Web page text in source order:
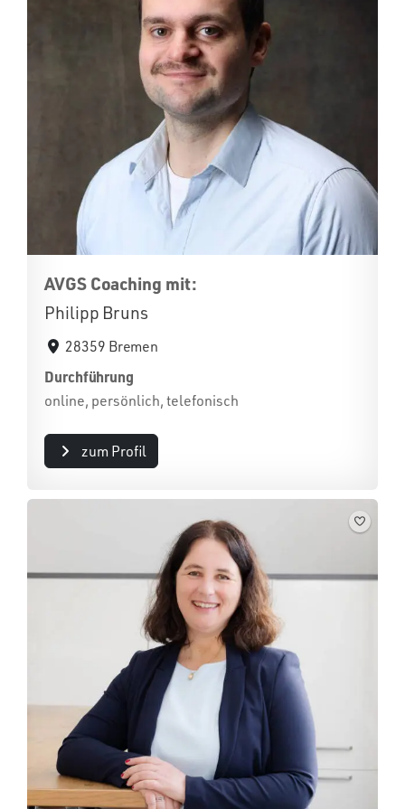
AVGS Coaching mit:
Philipp Bruns
28359 Bremen
Durchführung
online, persönlich, telefonisch
zum Profil